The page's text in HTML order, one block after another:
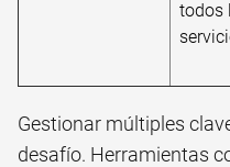
todos
Gestionar múltiples
desafío. Herramientas